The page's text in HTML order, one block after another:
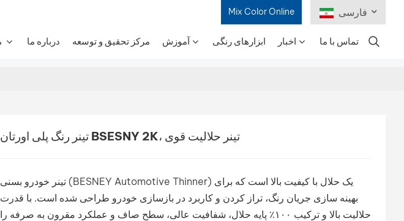
Mix Color Online فارسی
Español
Português
درباره ما مرکز تحقیق و توسعه آموزش ابزارهای رنگی اخبار تماس با ما
تینر رنگ پلی اورتان BSESNY 2K، تینر حلالیت قوی
تینر خودرو بسنی (BESNEY Automotive Thinner) یک حلال با کیفیت بالا است که برای
بهینه سازی جریان رنگ، تراز کردن و کاربرد در بازسازی خودرو طراحی شده است. با قدرت
حلالیت بالا و ترکیب ۱۰۰٪ پایه حلال، شفافیت عالی، سطح صاف و عملکرد مقرون به صرفه را